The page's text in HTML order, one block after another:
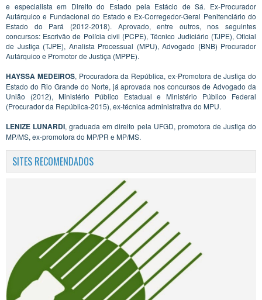
e especialista em Direito do Estado pela Estácio de Sá. Ex-Procurador
Autárquico e Fundacional do Estado e Ex-Corregedor-Geral Penitenciário do
Estado do Pará (2012-2018). Aprovado, entre outros, nos seguintes
concursos: Escrivão de Polícia civil (PCPE), Técnico Judiciário (TJPE), Oficial
de Justiça (TJPE), Analista Processual (MPU), Advogado (BNB) Procurador
Autárquico e Promotor de Justiça (MPPE).
HAYSSA MEDEIROS, Procuradora da República, ex-Promotora de Justiça do
Estado do Rio Grande do Norte, já aprovada nos concursos de Advogado da
União (2012), Ministério Público Estadual e Ministério Público Federal
(Procurador da República-2015), ex-técnica administrativa do MPU.
LENIZE LUNARDI, graduada em direito pela UFGD, promotora de Justiça do
MP/MS, ex-promotora do MP/PR e MP/MS.
SITES RECOMENDADOS